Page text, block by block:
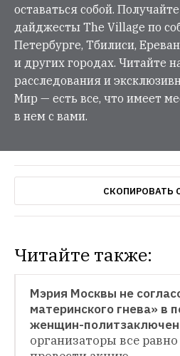
оставаться собой.
дайджесты The Village по
Петербурге, Тбилиси,
и других городах. Читайте
расследования и
Мир — есть все, что имеет
в нем с вами.
СКОПИРОВАТЬ
Читайте также:
НОВОСТИ
Движение «Открытая
НОВОСТИ
Мэрия Москвы не
материнского гнева» в
женщин-
организаторы все